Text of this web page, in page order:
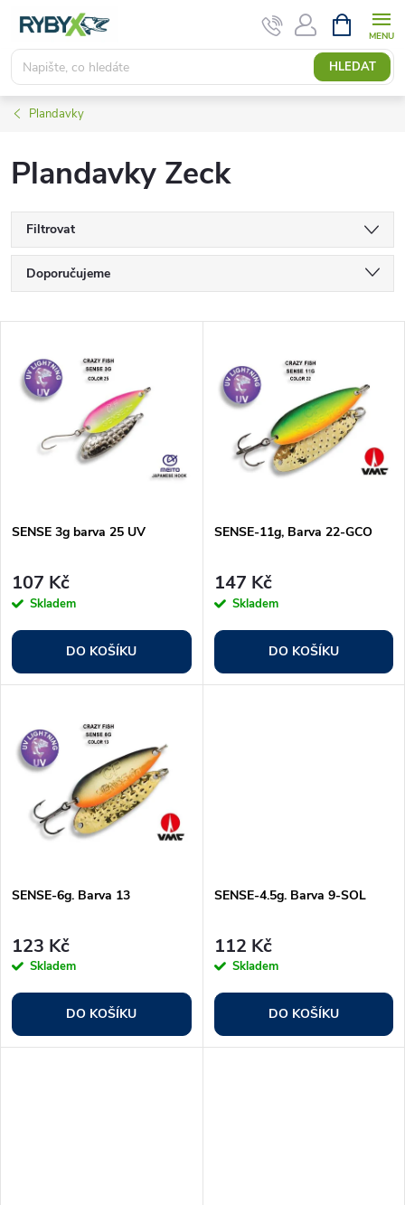
obsah
HLEDAT
NÁKUPNÍ
KOŠÍK
Plandavky
Plandavky Zeck
Filtrovat
Ř
a
z
e
p
r
o
d
u
k
Doporučujeme
Nejprodávanější
Abecedně
ý
s
p
r
o
u
ů
SENSE 3g barva 25 UV
107 Kč
Skladem
DO KOŠÍKU
SENSE-11g, Barva 22-GCO
147 Kč
Skladem
DO KOŠÍKU
SENSE-6g. Barva 13
123 Kč
Skladem
DO KOŠÍKU
SENSE-4.5g. Barva 9-SOL
112 Kč
Skladem
DO KOŠÍKU